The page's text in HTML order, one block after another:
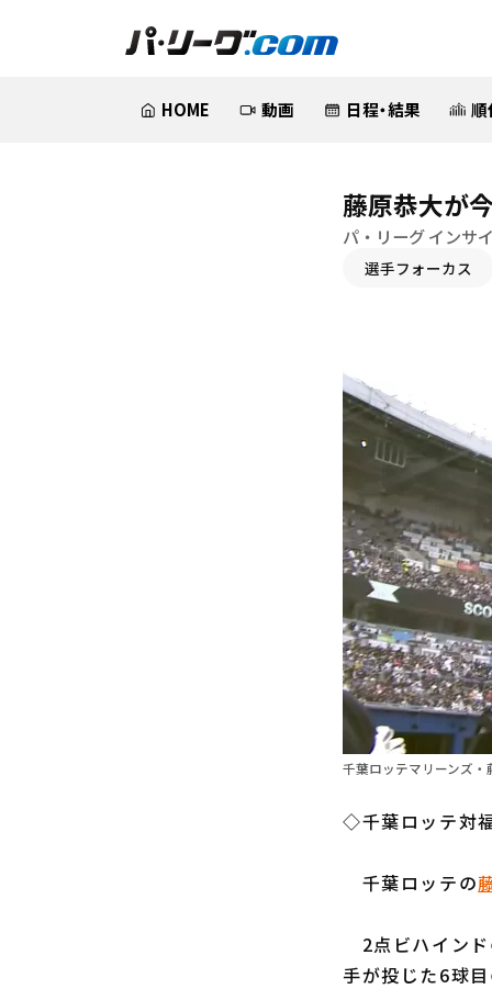
HOME 動画 日程・結果 順
藤原恭大が
パ・リーグ インサ
選手フォーカス
千葉ロッテマリーンズ
◇千葉ロッテ対
千葉ロッテの
2点ビハイン
手が投じた6球